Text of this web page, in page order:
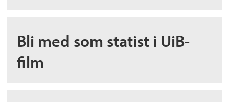
Bli med som statist i UiB-
film